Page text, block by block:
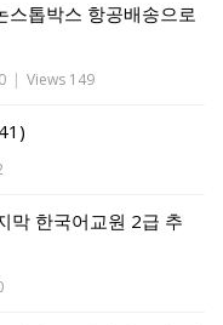
스톱박스 항공배송으로
| Views 149
막 한국어교원 2급 추